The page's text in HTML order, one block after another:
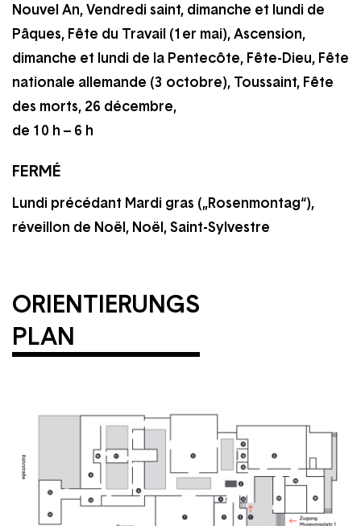
Nouvel An, Vendredi saint, dimanche et lundi de
Pâques, Fête du Travail (1er mai), Ascension,
dimanche et lundi de la Pentecôte, Fête-Dieu, Fête
nationale allemande (3 octobre), Toussaint, Fête
des morts, 26 décembre,
de 10 h – 6 h
FERMÉ
Lundi précédant Mardi gras („Rosenmontag“),
réveillon de Noël, Noël, Saint-Sylvestre
ORIENTIERUNGS
PLAN